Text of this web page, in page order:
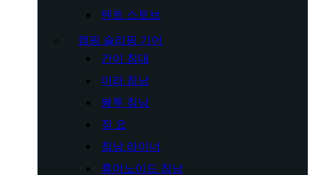
텐트 스토브
캠핑 슬리핑 기어
간이 침대
미라 침낭
봉투 침낭
짚 요
침낭 라이너
휴머노이드 침낭